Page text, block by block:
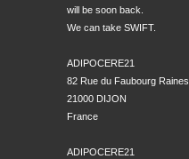
will be soon back.
We can take SWIFT.
ADIPOCERE21
82 Rue du Faubourg Raines
21000 DIJON
France
ADIPOCERE21